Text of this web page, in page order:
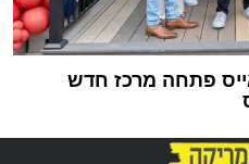
פתחה מרכז חדש